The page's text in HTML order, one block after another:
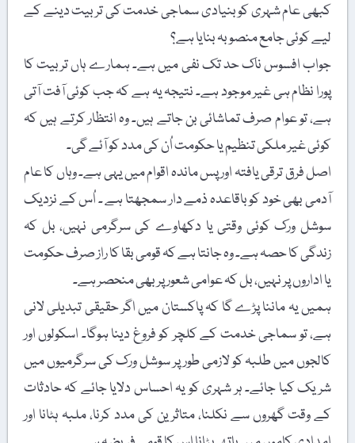
کبھی عام شہری کو بنیادی سماجی خدمت کی تربیت دینے کے
لیے کوئی جامع منصوبہ بنایا ہے؟
جواب افسوس ناک حد تک نفی میں ہے۔ ہمارے ہاں تربیت کا
پورا نظام ہی غیر موجود ہے۔ نتیجہ یہ ہے کہ جب کوئی آفت آتی
ہے، تو عوام صرف تماشائی بن جاتے ہیں۔ وہ انتظار کرتے ہیں کہ
کوئی غیر ملکی تنظیم یا حکومت اُن کی مدد کو آئے گی۔
اصل فرق ترقی یافتہ اور پس ماندہ اقوام میں یہی ہے۔ وہاں کا عام
آدمی بھی خود کو باقاعدہ ذمے دار سمجھتا ہے ۔ اُس کے نزدیک
سوشل ورک کوئی وقتی یا دکھاوے کی سرگرمی نہیں، بل کہ
زندگی کا حصہ ہے۔ وہ جانتا ہے کہ قومی بقا کا راز صرف حکومت
یا اداروں پر نہیں، بل کہ عوامی شعور پر بھی منحصر ہے۔
ہمیں یہ ماننا پڑے گا کہ پاکستان میں اگر حقیقی تبدیلی لانی
ہے، تو سماجی خدمت کے کلچر کو فروغ دینا ہوگا۔ اسکولوں اور
کالجوں میں طلبہ کو لازمی طور پر سوشل ورک کی سرگرمیوں میں
شریک کیا جائے۔ ہر شہری کو یہ احساس دلایا جائے کہ حادثات
کے وقت گھروں سے نکلنا، متاثرین کی مدد کرنا، ملبہ ہٹانا اور